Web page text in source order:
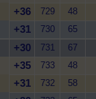
+36 729 48
+31 730 65
+30 731 67
+35 733 48
+31 732 58